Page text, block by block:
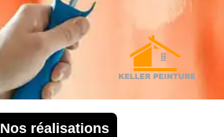
Nos réalisations